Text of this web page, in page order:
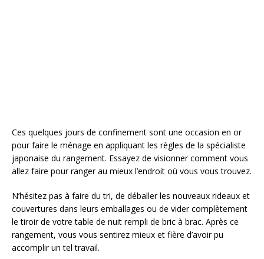
Ces quelques jours de confinement sont une occasion en or
pour faire le ménage en appliquant les règles de la spécialiste
japonaise du rangement. Essayez de visionner comment vous
allez faire pour ranger au mieux l’endroit où vous vous trouvez.
N’hésitez pas à faire du tri, de déballer les nouveaux rideaux et
couvertures dans leurs emballages ou de vider complètement
le tiroir de votre table de nuit rempli de bric à brac. Après ce
rangement, vous vous sentirez mieux et fière d’avoir pu
accomplir un tel travail.